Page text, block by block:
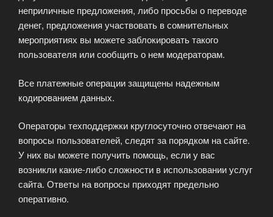
неприличные предложения, либо просьбы о переводе
денег, предложения участвовать в сомнительных
мероприятиях вы можете заблокировать такого
пользователя или сообщить о нем модераторам.
Все платежные операции защищены надежным
кодированием данных.
Операторы техподдержки круглосуточно отвечают на
вопросы пользователей, следят за порядком на сайте.
У них вы можете получить помощь, если у вас
возникли какие-либо сложности в использовании услуг
сайта. Ответы на вопросы приходят предельно
оперативно.